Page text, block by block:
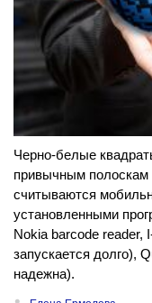
Черно-белые
привычным полоскам
считываются
установленными
Nokia barcode reader,
запускается долго),
надежна).